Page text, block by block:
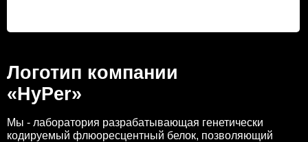
Логотип компании
«HyPer»
Мы - лаборатория разрабатывающая генетически
кодируемый флюоресцентный белок, позволяющий